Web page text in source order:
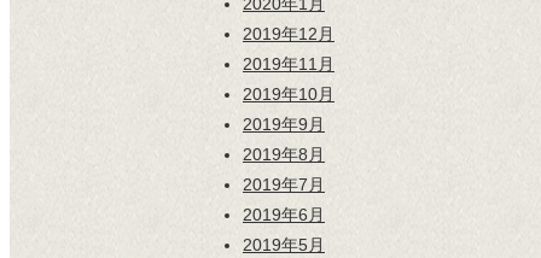
2020年1月
2019年12月
2019年11月
2019年10月
2019年9月
2019年8月
2019年7月
2019年6月
2019年5月